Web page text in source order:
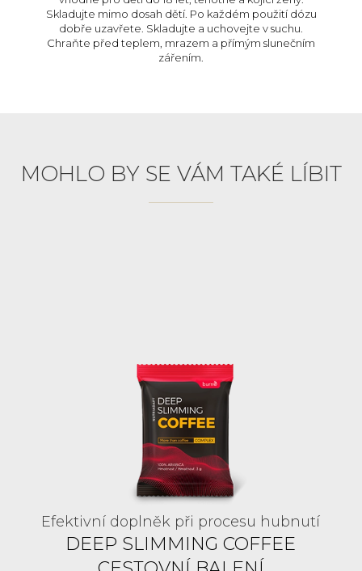
Skladujte mimo dosah dětí. Po každém použití dózu
dobře uzavřete. Skladujte a uchovejte v suchu.
Chraňte před teplem, mrazem a přímým slunečním
zářením.
MOHLO BY SE VÁM TAKÉ LÍBIT
Efektivní doplněk při procesu hubnutí
DEEP SLIMMING COFFEE